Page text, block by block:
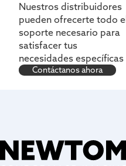
Nuestros distribuidores
pueden ofrecerte todo el
soporte necesario para
satisfacer tus
necesidades específicas
Contáctanos ahora